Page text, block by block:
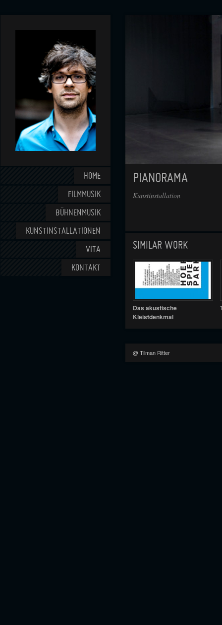
HOME
FILMMUSIK
BÜHNENMUSIK
KUNSTINSTALLATIONEN
VITA
KONTAKT
PIANORAMA
Kunstinstallation
SIMILAR WORK
Das akustische
Kleistdenkmal
@ Tilman Ritter